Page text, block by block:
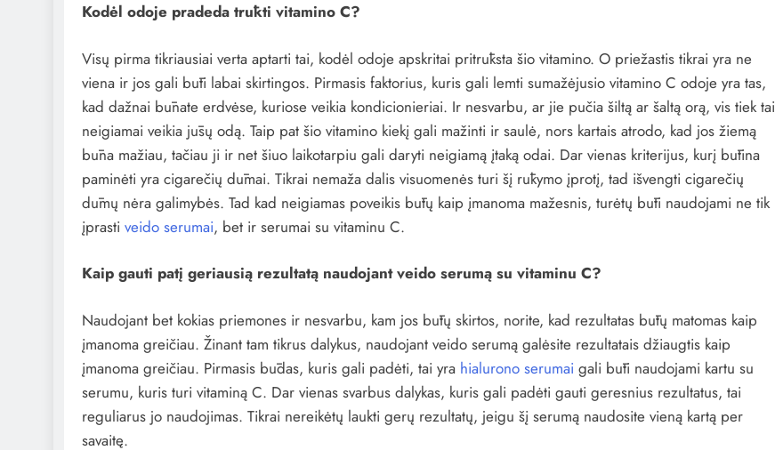
Kodėl odoje pradeda trūkti vitamino C?
Visų pirma tikriausiai verta aptarti tai, kodėl odoje apskritai pritrūksta šio vitamino. O priežastis tikrai yra ne
viena ir jos gali būti labai skirtingos. Pirmasis faktorius, kuris gali lemti sumažėjusio vitamino C odoje yra tas,
kad dažnai būnate erdvėse, kuriose veikia kondicionieriai. Ir nesvarbu, ar jie pučia šiltą ar šaltą orą, vis tiek tai
neigiamai veikia jūsų odą. Taip pat šio vitamino kiekį gali mažinti ir saulė, nors kartais atrodo, kad jos žiemą
būna mažiau, tačiau ji ir net šiuo laikotarpiu gali daryti neigiamą įtaką odai. Dar vienas kriterijus, kurį būtina
paminėti yra cigarečių dūmai. Tikrai nemaža dalis visuomenės turi šį rūkymo įprotį, tad išvengti cigarečių
dūmų nėra galimybės. Tad kad neigiamas poveikis būtų kaip įmanoma mažesnis, turėtų būti naudojami ne tik
įprasti veido serumai, bet ir serumai su vitaminu C.
Kaip gauti patį geriausią rezultatą naudojant veido serumą su vitaminu C?
Naudojant bet kokias priemones ir nesvarbu, kam jos būtų skirtos, norite, kad rezultatas būtų matomas kaip
įmanoma greičiau. Žinant tam tikrus dalykus, naudojant veido serumą galėsite rezultatais džiaugtis kaip
įmanoma greičiau. Pirmasis būdas, kuris gali padėti, tai yra hialurono serumai gali būti naudojami kartu su
serumu, kuris turi vitaminą C. Dar vienas svarbus dalykas, kuris gali padėti gauti geresnius rezultatus, tai
reguliarus jo naudojimas. Tikrai nereikėtų laukti gerų rezultatų, jeigu šį serumą naudosite vieną kartą per
savaitę.